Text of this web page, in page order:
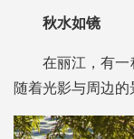
秋水如镜
在丽江，有
随着光影与周边的